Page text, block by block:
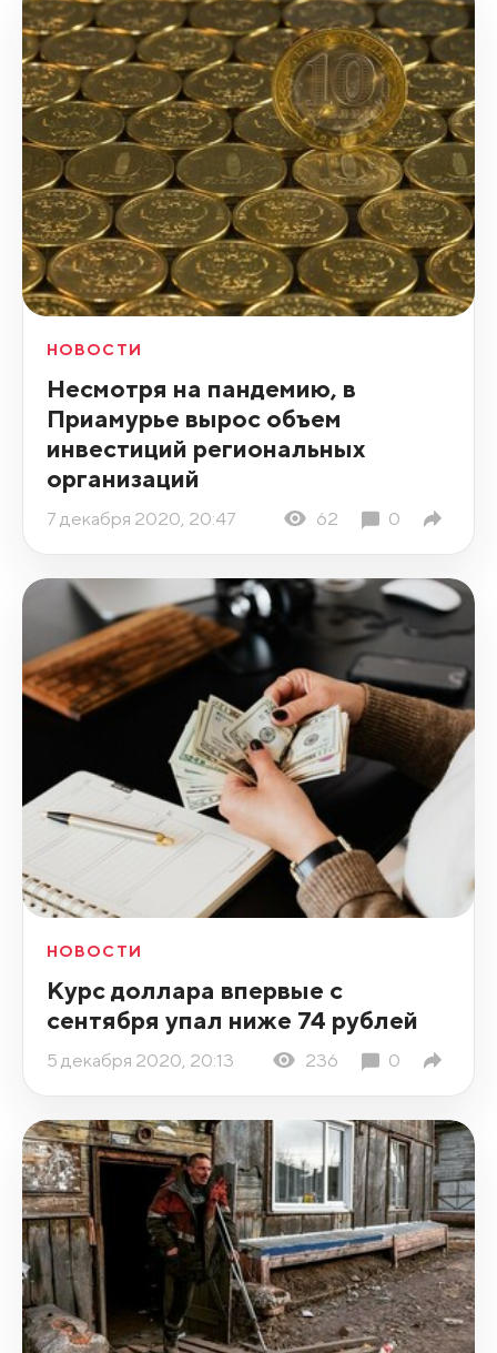
НОВОСТИ
Несмотря на пандемию, в
Приамурье вырос объем
инвестиций региональных
организаций
7 декабря 2020, 20:47 62 0
НОВОСТИ
Курс доллара впервые с
сентября упал ниже 74 рублей
5 декабря 2020, 20:13 236 0